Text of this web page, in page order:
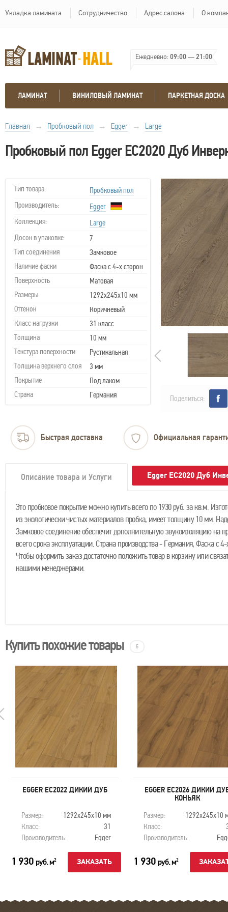
Укладка ламината Сотрудничество Адрес салона О
Ежедневно:09:00—21:00
ЛАМИНАТ ВИНИЛОВЫЙ ЛАМИНАТ ПАРКЕТНАЯ ДОСКА
Главная → Пробковый пол → Egger → Large
Пробковый пол Egger EC2020 Дуб
Тип товара:
Пробковый пол
Производитель:
Egger
Коллекция:
Large
Досок в упаковке
7
Тип соединения
Замковое
Наличие фаски
Фаска с 4-х сторон
Поверхность
Матовая
Размеры
1292х245х10 мм
Оттенок
Коричневый
Класс нагрузки
31 класс
Толщина
10 мм
Текстура поверхности
Рустикальная
Толщина верхнего слоя
3 мм
Покрытие
Под лаком
Страна
Германия Поделиться:
Быстрая доставка Официальная
Описание товара и Услуги Egger EC2020 Дуб
Это пробковое покрытие можно купить всего по 1930 руб. за кв.м.
из экологически чистых материалов пробка, имеет толщину 10 мм.
Замковое соединение обеспечит дополнительную звукоизоляцию на
всего срока эксплуатации. Страна производства - Германия, Фаска с 4-
Чтобы оформить заказ достаточно положить товар в корзину или
нашими менеджерами.
Купить похожие товары 5
EGGER EC2022 ДИКИЙ ДУБ
Размер:
1292х245х10 мм
Класс:
31
Производитель:
Egger
1 930 руб. м2 ЗАКАЗАТЬ
EGGER EC2026 ДИКИЙ
КОНЬЯК
Размер:
1292х245х10
Класс:
Производитель:
1 930 руб. м2